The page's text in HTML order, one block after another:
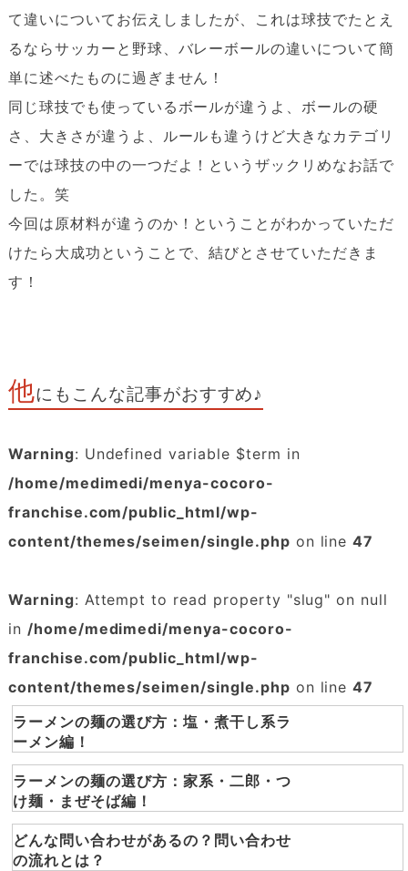
て違いについてお伝えしましたが、これは球技でたとえ
るならサッカーと野球、バレーボールの違いについて簡
単に述べたものに過ぎません！
同じ球技でも使っているボールが違うよ、ボールの硬
さ、大きさが違うよ、ルールも違うけど大きなカテゴリ
ーでは球技の中の一つだよ！というザックリめなお話で
した。笑
今回は原材料が違うのか！ということがわかっていただ
けたら大成功ということで、結びとさせていただきま
す！
他にもこんな記事がおすすめ♪
Warning: Undefined variable $term in
/home/medimedi/menya-cocoro-
franchise.com/public_html/wp-
content/themes/seimen/single.php on line47
Warning: Attempt to read property "slug" on null
in /home/medimedi/menya-cocoro-
franchise.com/public_html/wp-
content/themes/seimen/single.php on line47
ラーメンの麺の選び方：塩・煮干し系ラ
ーメン編！
ラーメンの麺の選び方：家系・二郎・つ
け麺・まぜそば編！
どんな問い合わせがあるの？問い合わせ
の流れとは？